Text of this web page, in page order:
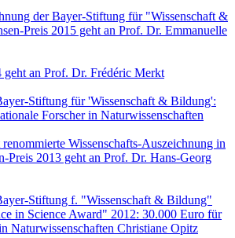
der Bayer-Stiftung für "Wissenschaft &
Preis 2015 geht an Prof. Dr. Emmanuelle
geht an Prof. Dr. Frédéric Merkt
Stiftung für 'Wissenschaft & Bildung':
Forscher in Naturwissenschaften
Wissenschafts-Auszeichnung in
Preis 2013 geht an Prof. Dr. Hans-Georg
Stiftung f. "Wissenschaft & Bildung"
in Science Award" 2012: 30.000 Euro für
Naturwissenschaften Christiane Opitz